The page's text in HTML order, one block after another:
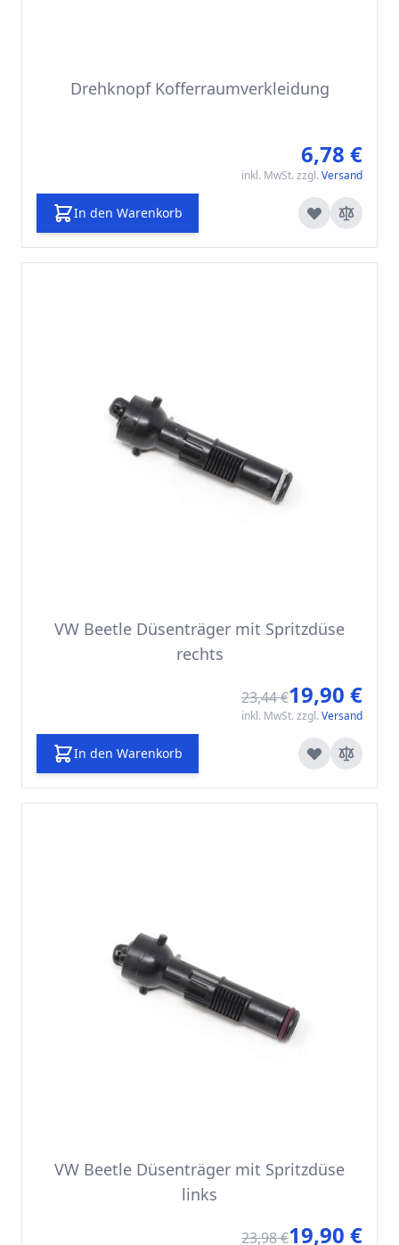
Drehknopf Kofferraumverkleidung
6,78 €
inkl. MwSt. zzgl. Versand
In den Warenkorb
VW Beetle Düsenträger mit Spritzdüse
rechts
19,90 €
23,44 €
inkl. MwSt. zzgl. Versand
In den Warenkorb
VW Beetle Düsenträger mit Spritzdüse
links
19,90 €
23,98 €